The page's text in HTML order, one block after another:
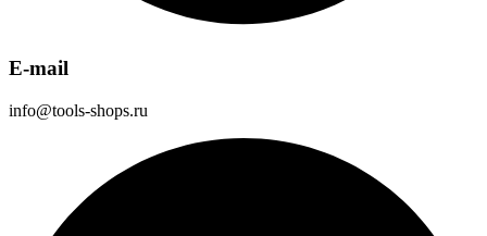
E-mail
info@tools-shops.ru